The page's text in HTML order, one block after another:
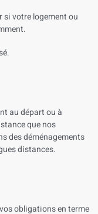
si votre logement ou
au départ ou à
que nos
des déménagements
distances.
obligations en terme